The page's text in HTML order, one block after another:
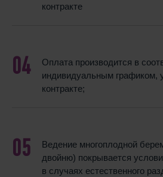
контракте
Оплата производится в
индивидуальным графиком,
контракте;
Ведение многоплодной
двойню) покрывается
в случаях естественного